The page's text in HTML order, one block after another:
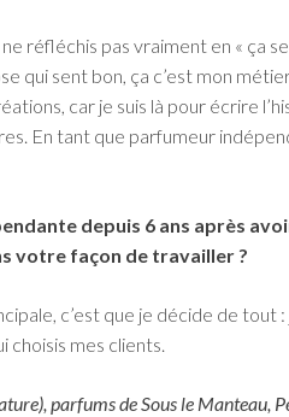
réfléchis pas vraiment en « ça
qui sent bon, ça c’est mon
car je suis là pour écrire
En tant que parfumeur
depuis 6 ans après
votre façon de travailler ?
c’est que je décide de tout
choisis mes clients.
parfums de Sous le Manteau,